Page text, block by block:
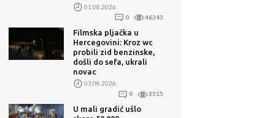
01.08.2026.
0
46343
Filmska pljačka u
Hercegovini: Kroz wc
probili zid benzinske,
došli do sefa, ukrali
novac
03.08.2026.
0
3515
U mali gradić ušlo